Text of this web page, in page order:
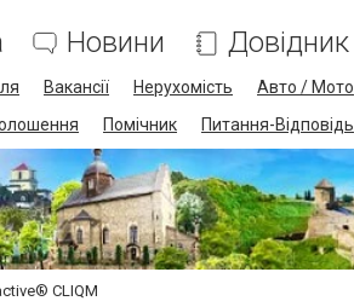
Новини Довідник
Вакансії Нерухомість Авто / Мото
Помічник Питання-Відповідь
CLIQM